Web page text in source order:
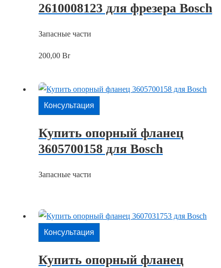
2610008123 для фрезера Bosch
Запасные части
200,00 Br
Консультация
Купить опорный фланец
3605700158 для Bosch
Запасные части
Консультация
Купить опорный фланец